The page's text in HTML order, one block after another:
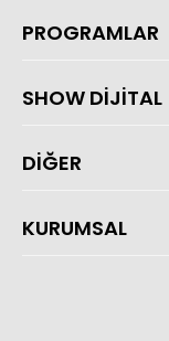
PROGRAMLAR
SHOW DİJİTAL
DİĞER
KURUMSAL